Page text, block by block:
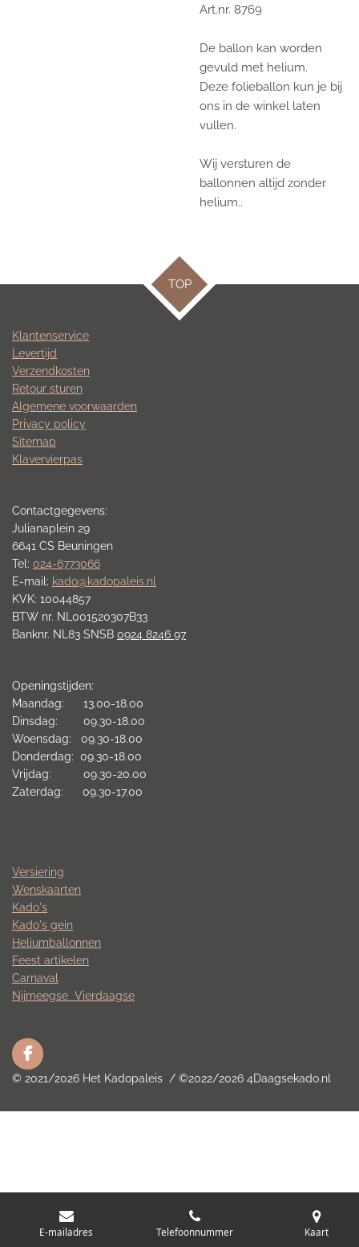
Art.nr. 8769
De ballon kan worden
gevuld met helium.
Deze folieballon kun je bij
ons in de winkel laten
vullen.
Wij versturen de
ballonnen altijd zonder
helium..
TOP
Klantenservice
Levertijd
Verzendkosten
Retour sturen
Algemene voorwaarden
Privacy policy
Sitemap
Klavervierpas
Contactgegevens:
Julianaplein 29
6641 CS Beuningen
Tel: 024-6773066
E-mail: kado@kadopaleis.nl
KVK: 10044857
BTW nr. NL001520307B33
Banknr. NL83 SNSB 0924 8246 97
Openingstijden:
Maandag: 13.00-18.00
Dinsdag: 09.30-18.00
Woensdag: 09.30-18.00
Donderdag: 09.30-18.00
Vrijdag: 09.30-20.00
Zaterdag: 09.30-17.00
Versiering
Wenskaarten
Kado's
Kado's gein
Heliumballonnen
Feest artikelen
Carnaval
Nijmeegse Vierdaagse
F
a
© 2021/2026 Het Kadopaleis / ©2022/2026 4Daagsekado.nl
E-mailadres Telefoonnummer Kaart